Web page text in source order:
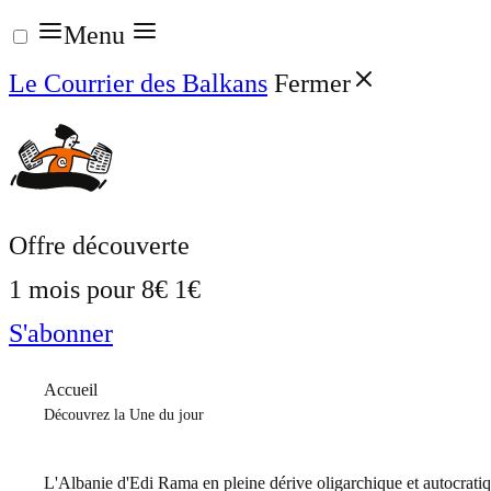
Aller
au
contenu
Menu
Le Courrier des Balkans Fermer
Offre découverte
1 mois pour 8€ 1€
S'abonner
Accueil
Découvrez la Une du jour
L'Albanie d'Edi Rama en pleine dérive oligarchique et